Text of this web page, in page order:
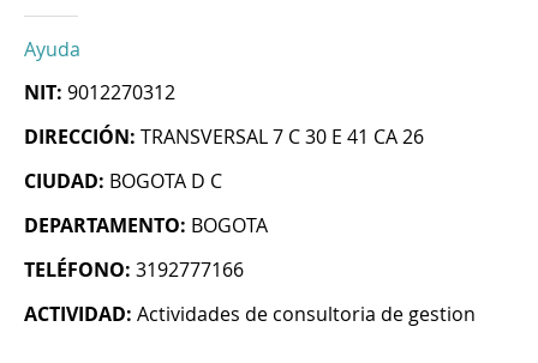
Ayuda
NIT: 9012270312
DIRECCIÓN: TRANSVERSAL 7 C 30 E 41 CA 26
CIUDAD: BOGOTA D C
DEPARTAMENTO: BOGOTA
TELÉFONO: 3192777166
ACTIVIDAD: Actividades de consultoria de gestion